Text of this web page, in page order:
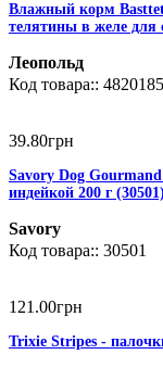
Влажный корм
телятины в желе для
Леопольд
39.80грн
Savory Dog
индейкой 200 г (30501)
Savory
30501
121 .00грн
Trixie Stripes -